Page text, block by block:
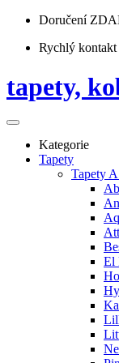
Doručení
Rychlý
tapety,
Kategorie
Tapety
Tapety
El